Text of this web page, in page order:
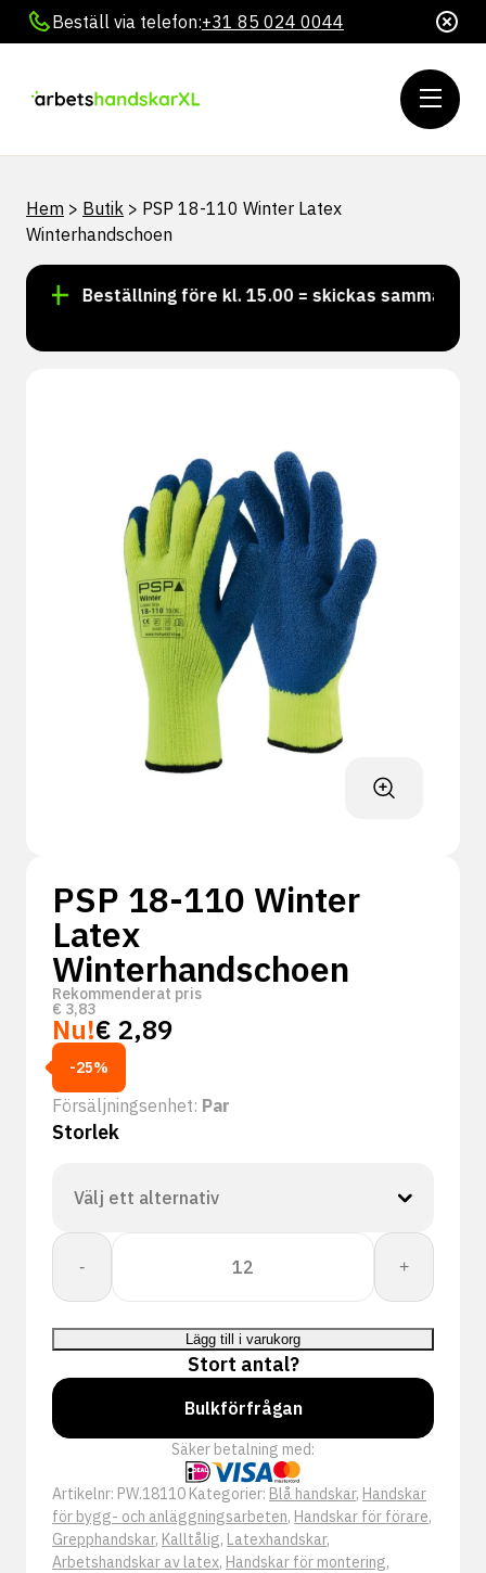
Beställ via telefon:+31 85 024 0044
Hem > Butik > PSP 18-110 Winter Latex
Winterhandschoen
Beställning före kl. 15.00 = skickas samma dag
PSP 18-110 Winter
Latex
Winterhandschoen
Rekommenderat pris
€ 3,83
Nu!€ 2,89
-25%
Försäljningsenhet: Par
Storlek
-
PSP
110
Latex
Winterhandschoen
mängd
+
Lägg till i varukorg
Stort antal?
Bulkförfrågan
Säker betalning med:
Artikelnr: PW.18110 Kategorier: Blå handskar, Handskar
för bygg- och anläggningsarbeten, Handskar för förare,
Grepphandskar, Kalltålig, Latexhandskar,
Arbetshandskar av latex, Handskar för montering,